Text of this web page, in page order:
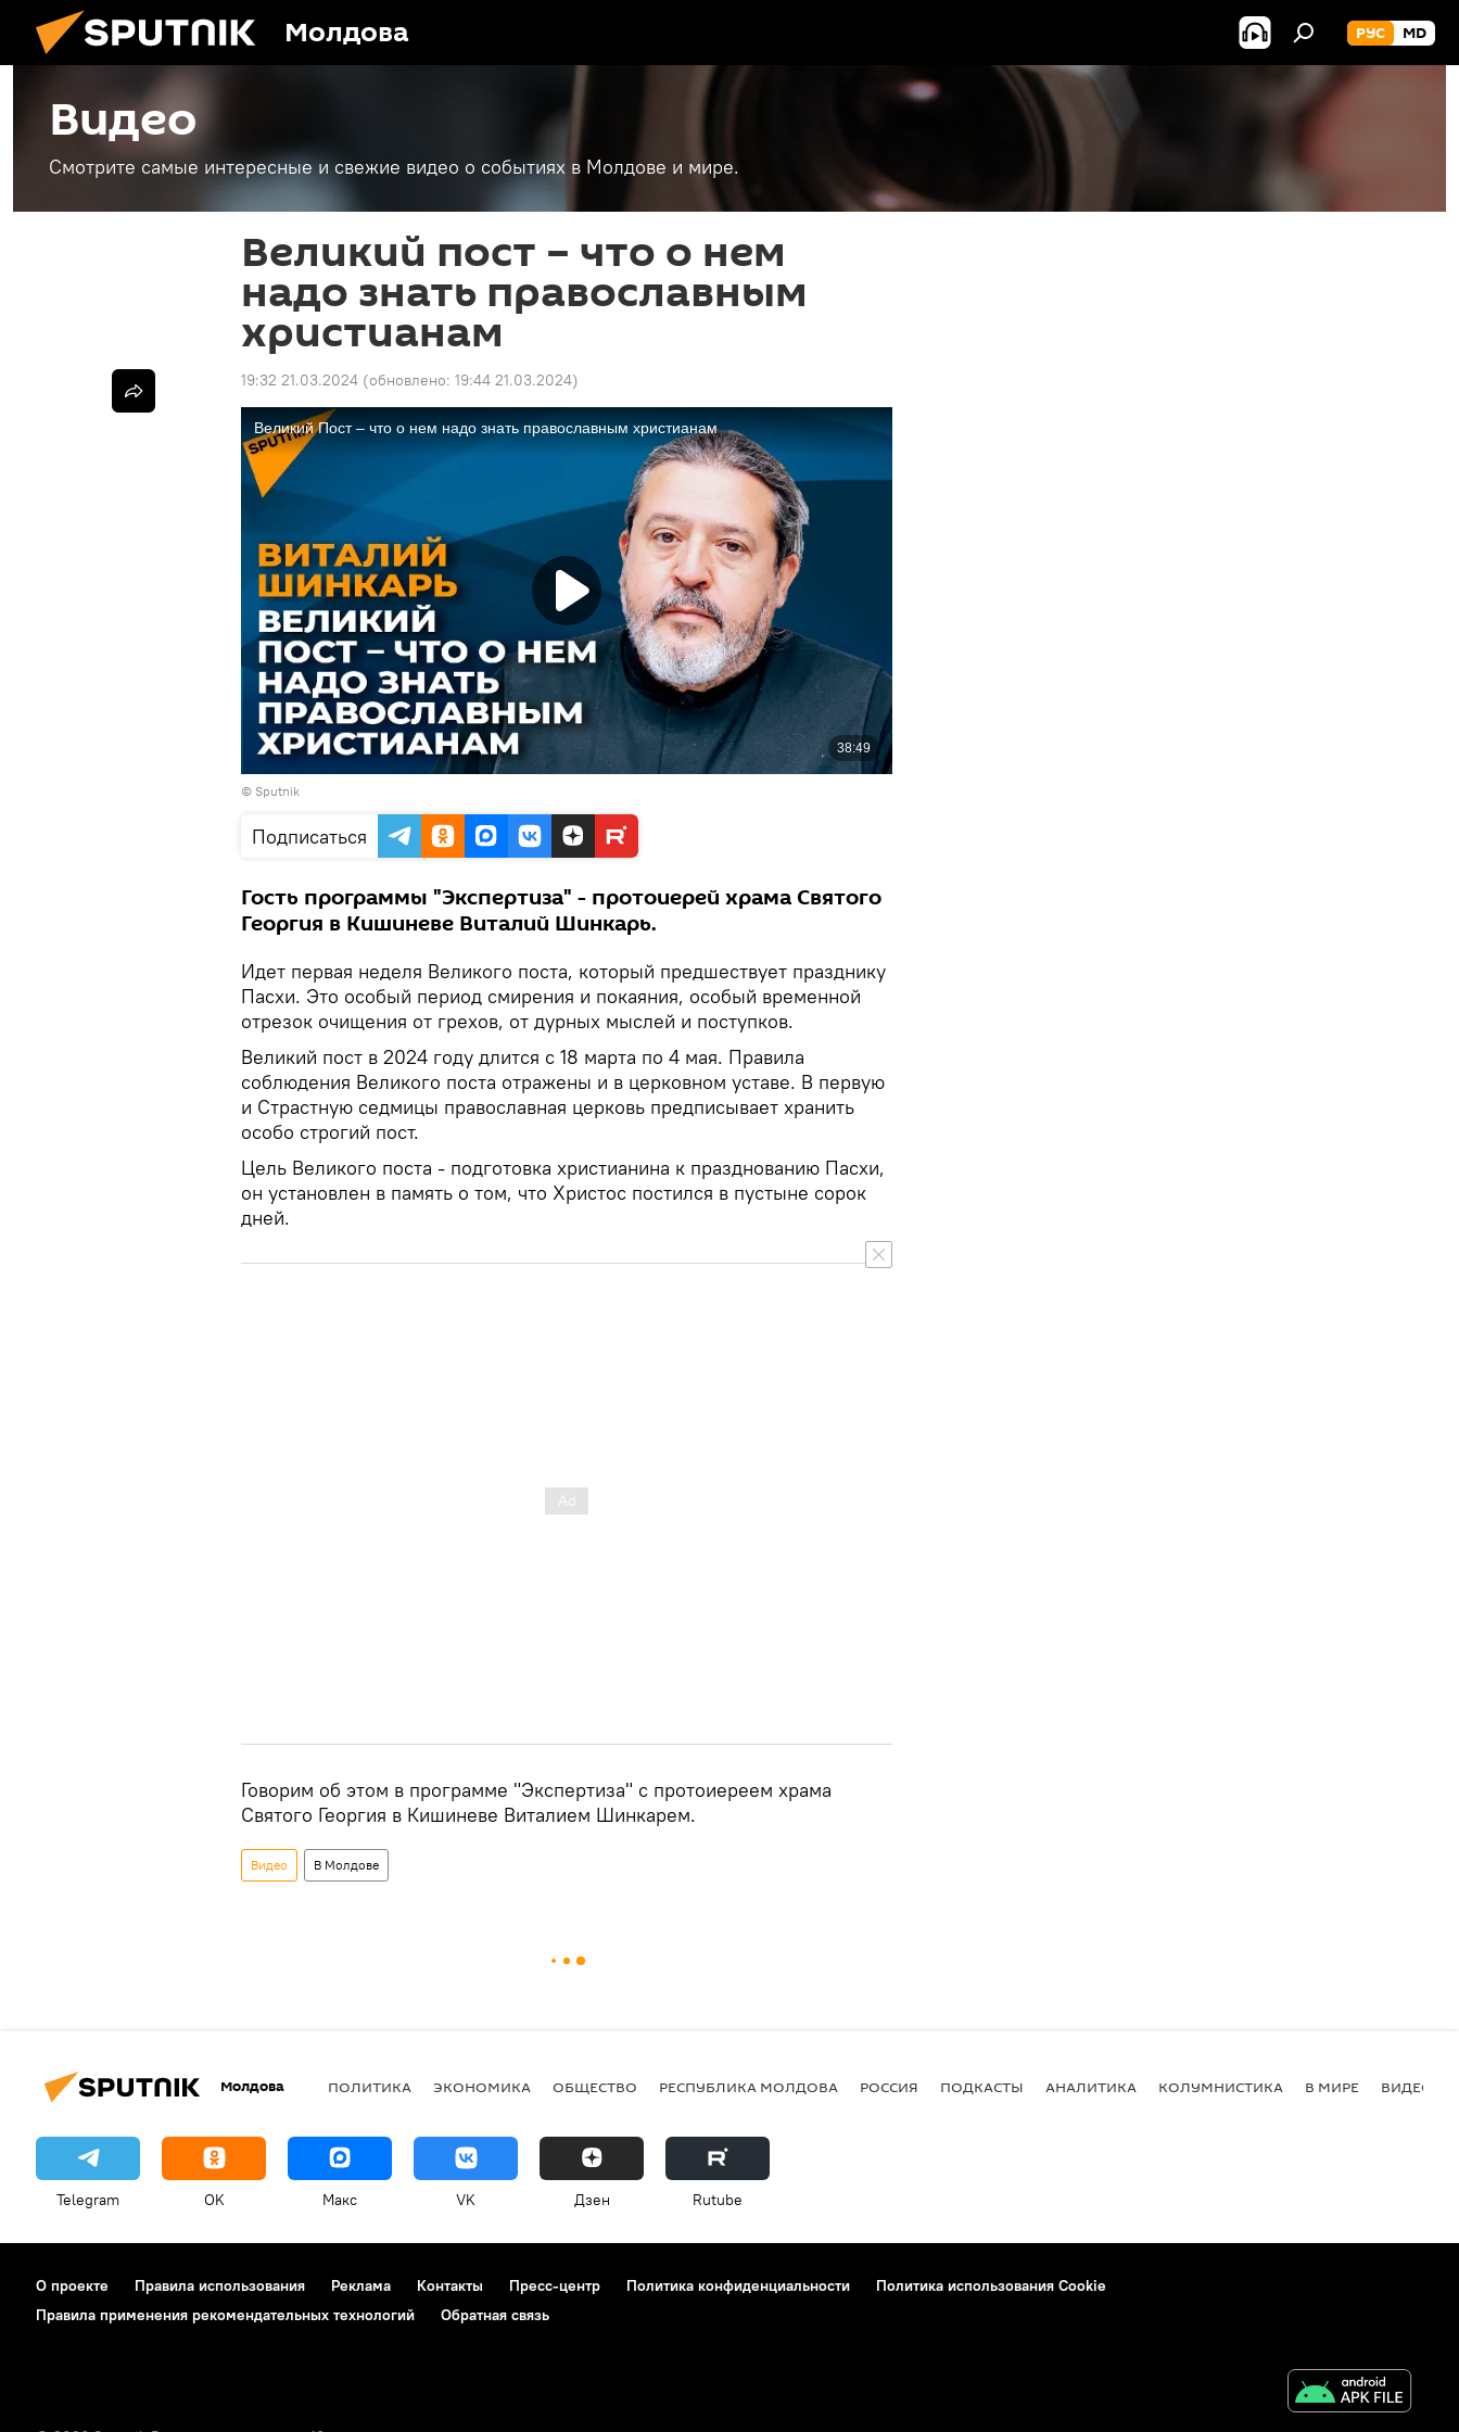
Молдова РУС MD
Видео
Смотрите самые интересные и свежие видео о событиях в Молдове и мире.
Великий пост – что о нем
надо знать православным
христианам
19:32 21.03.2024 (обновлено: 19:44 21.03.2024)
© Sputnik
Подписаться
Гость программы "Экспертиза" - протоиерей храма Святого
Георгия в Кишиневе Виталий Шинкарь.
Идет первая неделя Великого поста, который предшествует празднику
Пасхи. Это особый период смирения и покаяния, особый временной
отрезок очищения от грехов, от дурных мыслей и поступков.
Великий пост в 2024 году длится с 18 марта по 4 мая. Правила
соблюдения Великого поста отражены и в церковном уставе. В первую
и Страстную седмицы православная церковь предписывает хранить
особо строгий пост.
Цель Великого поста - подготовка христианина к празднованию Пасхи,
он установлен в память о том, что Христос постился в пустыне сорок
дней.
Говорим об этом в программе "Экспертиза" с протоиереем храма
Святого Георгия в Кишиневе Виталием Шинкарем.
Видео В Молдове
Молдова ПОЛИТИКА ЭКОНОМИКА ОБЩЕСТВО РЕСПУБЛИКА МОЛДОВА РОССИЯ ПОДКАСТЫ АНАЛИТИКА КОЛУМНИСТИКА В МИРЕ ВИДЕО
Telegram OK Макс VK Дзен Rutube
О проекте Правила использования Реклама Контакты Пресс-центр Политика конфиденциальности
Политика использования Cookie
Правила применения рекомендательных технологий
Обратная связь